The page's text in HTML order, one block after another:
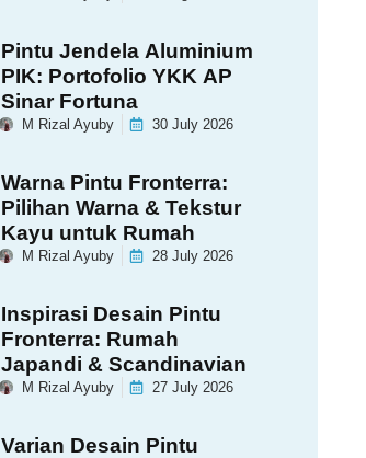
Pintu Jendela Aluminium
PIK: Portofolio YKK AP
Sinar Fortuna
M Rizal Ayuby 30 July 2026
Warna Pintu Fronterra:
Pilihan Warna & Tekstur
Kayu untuk Rumah
M Rizal Ayuby 28 July 2026
Inspirasi Desain Pintu
Fronterra: Rumah
Japandi & Scandinavian
M Rizal Ayuby 27 July 2026
Varian Desain Pintu